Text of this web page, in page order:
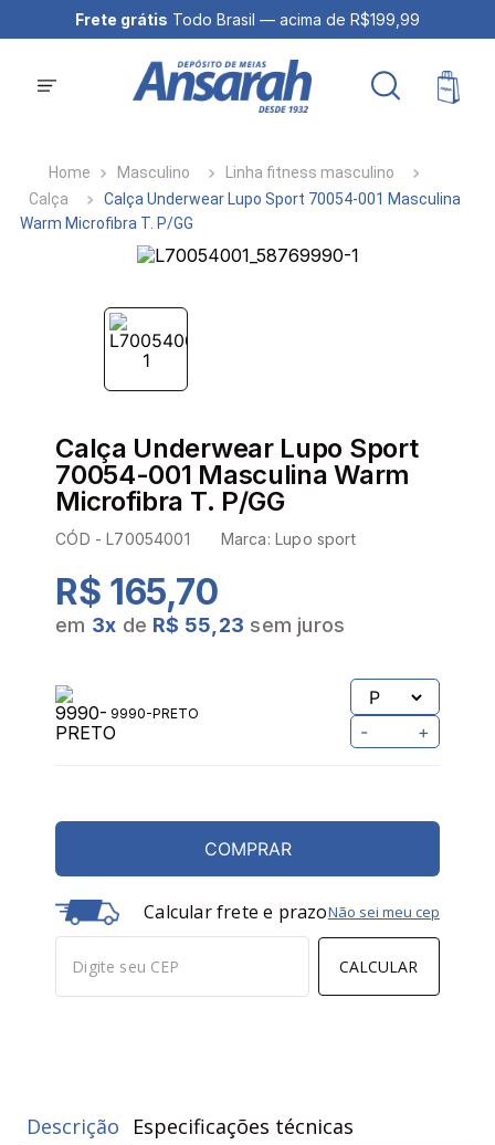
Frete grátis Todo Brasil — acima de R$199,99
Masculino
Linha fitness masculino
Calça
Calça Underwear Lupo Sport 70054-001 Masculina
Warm Microfibra T. P/GG
Calça Underwear Lupo Sport
70054-001 Masculina Warm
Microfibra T. P/GG
CÓD -L70054001 Marca:Lupo sport
R$ 165,70
em 3x de R$ 55,23 sem juros
9990-PRETO
- +
COMPRAR
Calcular frete e prazo
CALCULAR
Não sei meu cep
Descrição Especificações técnicas